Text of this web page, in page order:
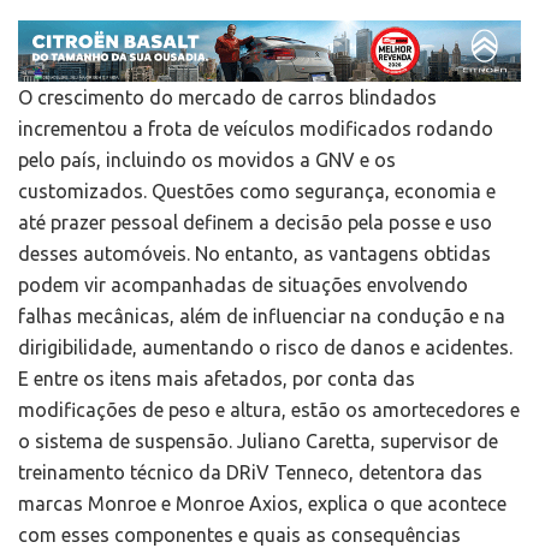
O crescimento do mercado de carros blindados
incrementou a frota de veículos modificados rodando
pelo país, incluindo os movidos a GNV e os
customizados. Questões como segurança, economia e
até prazer pessoal definem a decisão pela posse e uso
desses automóveis. No entanto, as vantagens obtidas
podem vir acompanhadas de situações envolvendo
falhas mecânicas, além de influenciar na condução e na
dirigibilidade, aumentando o risco de danos e acidentes.
E entre os itens mais afetados, por conta das
modificações de peso e altura, estão os amortecedores e
o sistema de suspensão. Juliano Caretta, supervisor de
treinamento técnico da DRiV Tenneco, detentora das
marcas Monroe e Monroe Axios, explica o que acontece
com esses componentes e quais as consequências